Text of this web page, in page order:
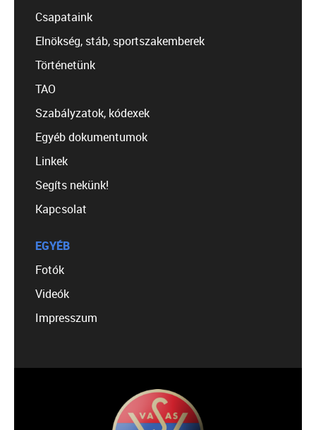
Csapataink
Elnökség, stáb, sportszakemberek
Történetünk
TAO
Szabályzatok, kódexek
Egyéb dokumentumok
Linkek
Segíts nekünk!
Kapcsolat
EGYÉB
Fotók
Videók
Impresszum